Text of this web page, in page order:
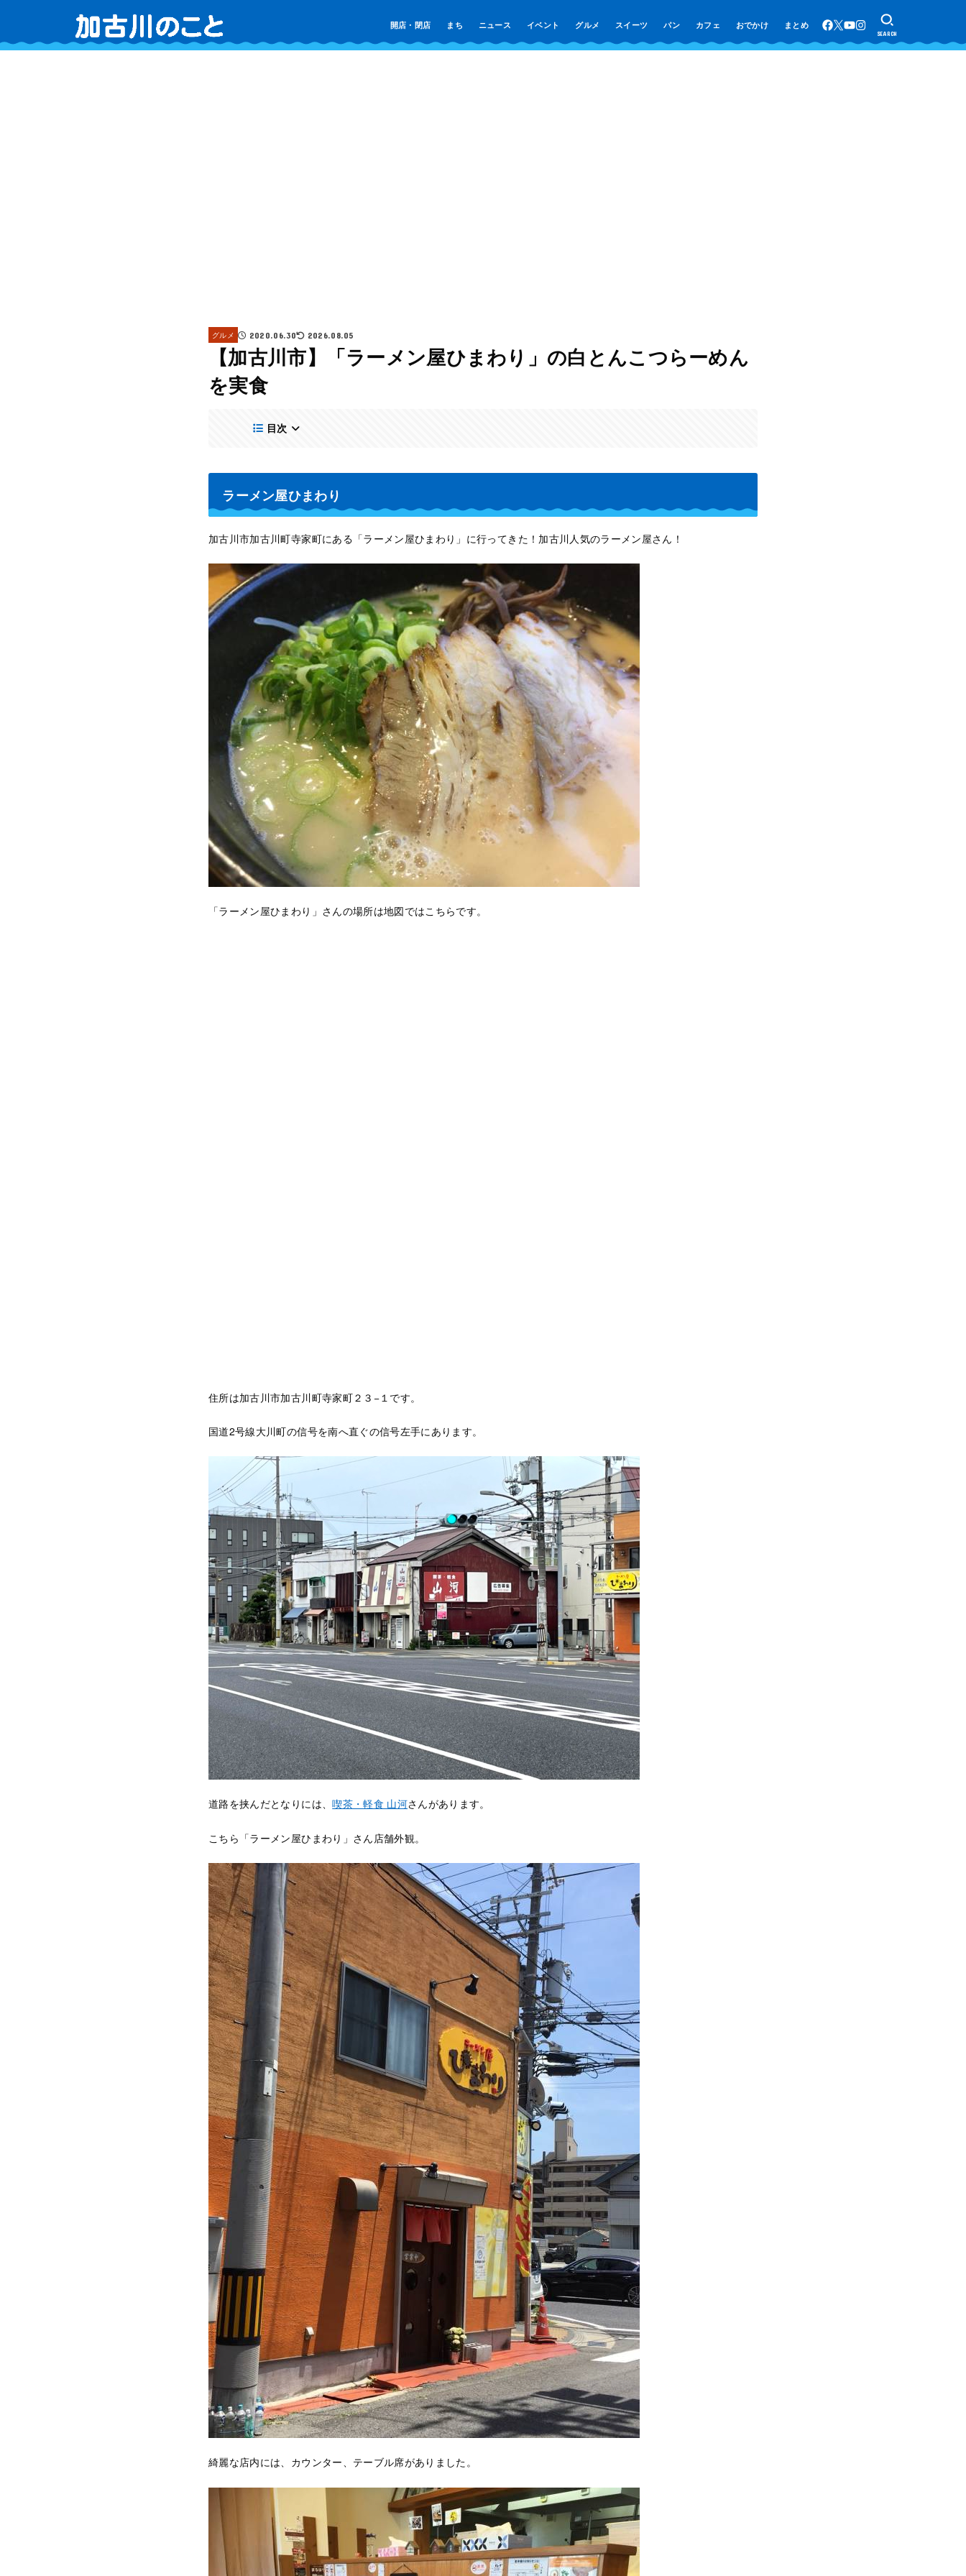
開店・閉店 まち ニュース イベント グルメ スイーツ パン カフェ おでかけ まとめ
SEARCH
グルメ 2020.06.30 2026.08.05
【加古川市】「ラーメン屋ひまわり」の白とんこつらーめん
を実食
目次
ラーメン屋ひまわり
加古川市加古川町寺家町にある「ラーメン屋ひまわり」に行ってきた！加古川人気のラーメン屋さん！
「ラーメン屋ひまわり」さんの場所は地図ではこちらです。
住所は加古川市加古川町寺家町２３−１です。
国道2号線大川町の信号を南へ直ぐの信号左手にあります。
道路を挟んだとなりには、喫茶・軽食 山河さんがあります。
こちら「ラーメン屋ひまわり」さん店舗外観。
綺麗な店内には、カウンター、テーブル席がありました。